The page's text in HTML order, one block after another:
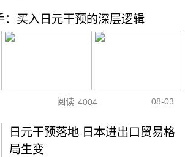
：买入日元干预的深层逻辑
阅读 4004 08-03
日元干预落地 日本进出口贸易格
局生变